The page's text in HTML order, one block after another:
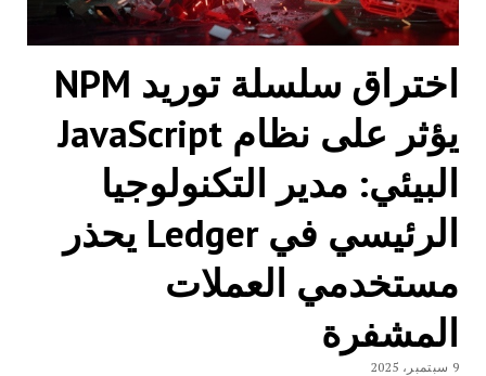
اختراق سلسلة توريد NPM
يؤثر على نظام JavaScript
البيئي: مدير التكنولوجيا
الرئيسي في Ledger يحذر
مستخدمي العملات
المشفرة
9 سبتمبر، 2025